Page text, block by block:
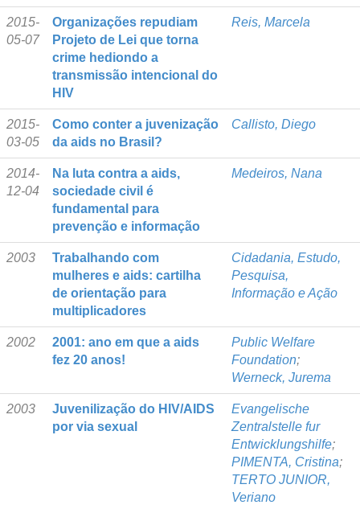
2015-
05-07
Organizações repudiam
Projeto de Lei que torna
crime hediondo a
transmissão intencional do
HIV
Reis, Marcela
2015-
03-05
Como conter a juvenização
da aids no Brasil?
Callisto, Diego
2014-
12-04
Na luta contra a aids,
sociedade civil é
fundamental para
prevenção e informação
Medeiros, Nana
2003
Trabalhando com
mulheres e aids: cartilha
de orientação para
multiplicadores
Cidadania, Estudo,
Pesquisa,
Informação e Ação
2002
2001: ano em que a aids
fez 20 anos!
Public Welfare
Foundation;
Werneck, Jurema
2003
Juvenilização do HIV/AIDS
por via sexual
Evangelische
Zentralstelle fur
Entwicklungshilfe;
PIMENTA, Cristina;
TERTO JUNIOR,
Veriano